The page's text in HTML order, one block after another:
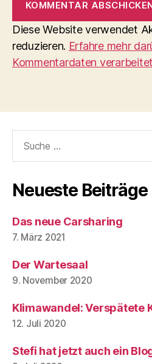
Diese Website verwendet
reduzieren. Erfahre mehr
Kommentardaten
nach:
Neueste Beiträge
Das neue Carsharing
7. März 2021
Der Wartesaal
9. November 2020
Klimawandel: Verspätete
12. Juli 2020
Stefi hat jetzt auch ein